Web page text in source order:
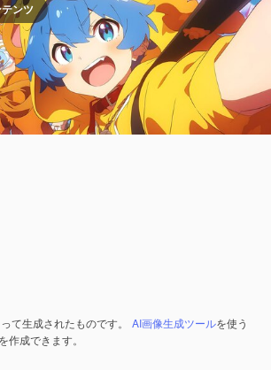
ンツ
て生成されたものです。 AI画像生成ツールを使う
作成できます。